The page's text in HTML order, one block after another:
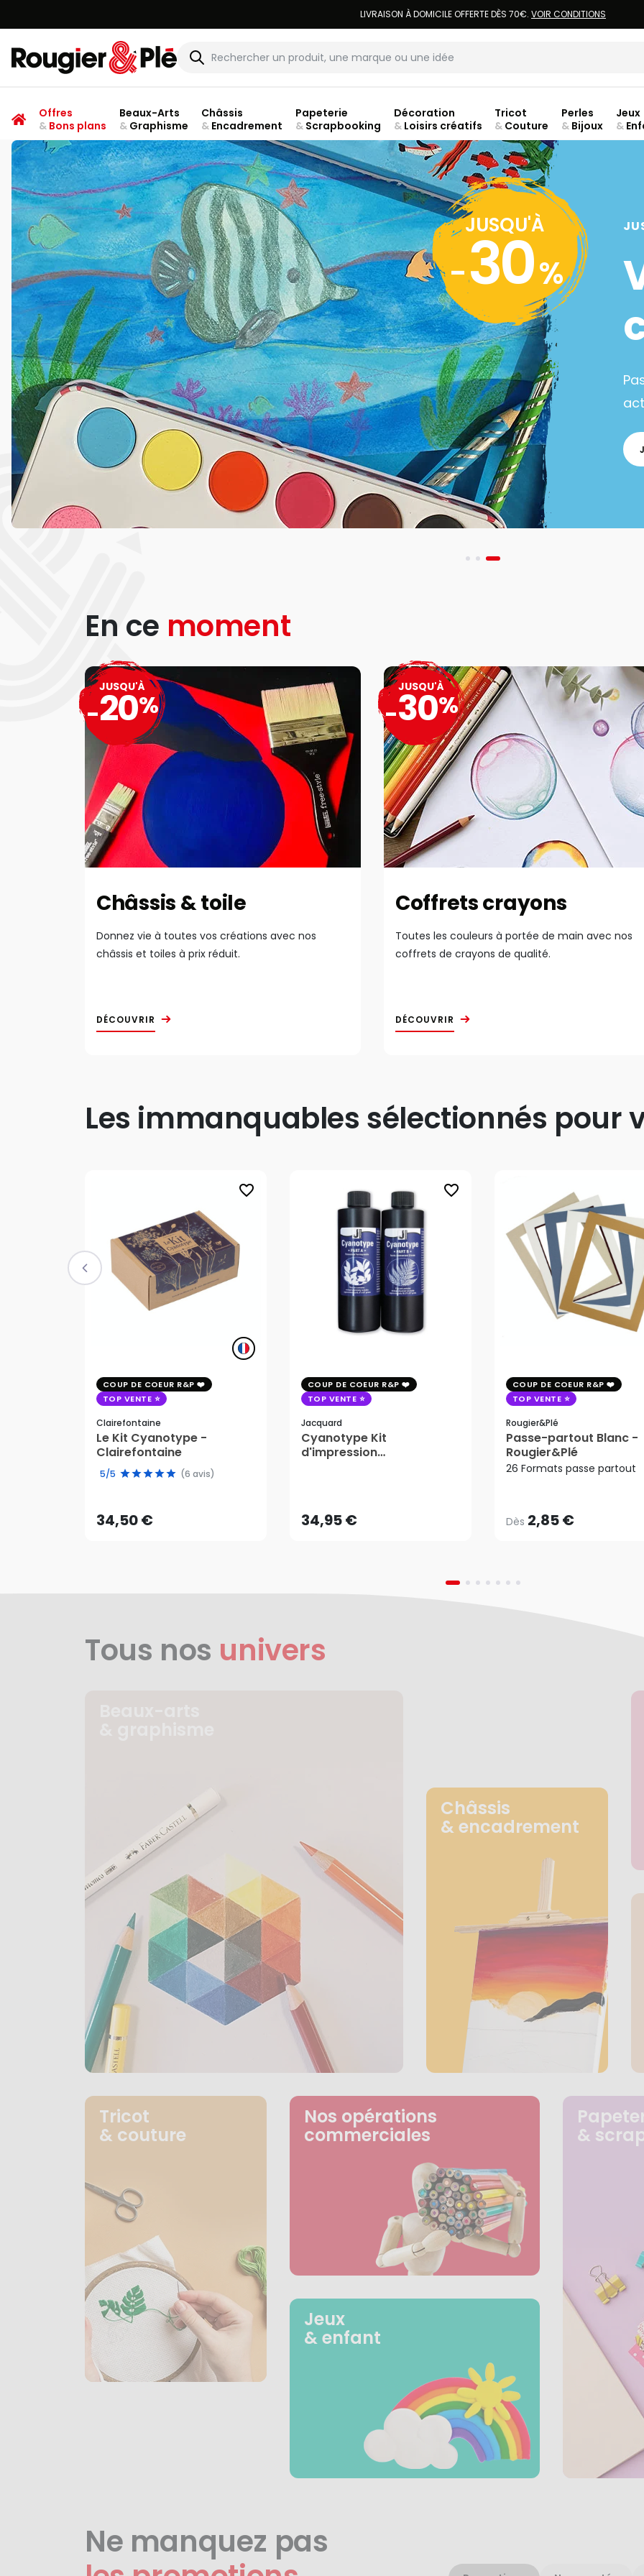
LIVRAISON À DOMICILE OFFERTE DÈS 70€. VOIR CONDITIONS
Rougier & Plé
Offres
&Bons plans
Beaux-Arts
&Graphisme
Châssis
&Encadrement
Papeterie
&Scrapbooking
Décoration
&Loisirs créatifs
Tricot
& Couture
Perles
& Bijoux
Jeux
&
JUSQU'À
-30%
En ce moment
Châssis & toile
Donnez vie à toutes vos créations avec nos
châssis et toiles à prix réduit.
DÉCOUVRIR
JUSQU'À
-20%
Coffrets crayons
Toutes les couleurs à portée de main avec nos
coffrets de crayons de qualité.
DÉCOUVRIR
JUSQU'À
-30%
Les immanquables sélectionnés pour
favorite_border
COUP DE COEUR R&P
TOP VENTE
Clairefontaine
Le Kit Cyanotype -
Clairefontaine
5/5 (6 avis)
34,50 €
34,50 €
AJOUTER AU PANIER
favorite_border
COUP DE COEUR R&P
TOP VENTE
Jacquard
Cyanotype Kit
d'impression
34,95 €AJOUTER AU PANIER
COUP DE COEUR R&P
TOP VENTE
Rougier&plé
Passe-partout Blanc -
Rougier&Plé
26 Formats passe partout
Dès 2,85 €
Dès2,85 €
Tous nos univers
Châssis
& encadrement
Tricot
& couture
Nos opérations
commerciales
Jeux
& enfant
&
Ne manquez pas